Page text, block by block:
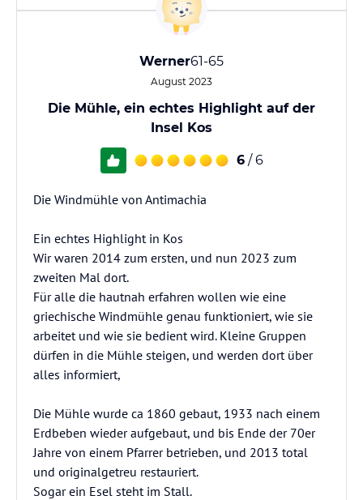
Werner61-65
August 2023
Die Mühle, ein echtes Highlight auf der
Insel Kos
6 / 6
Die Windmühle von Antimachia
Ein echtes Highlight in Kos
Wir waren 2014 zum ersten, und nun 2023 zum
zweiten Mal dort.
Für alle die hautnah erfahren wollen wie eine
griechische Windmühle genau funktioniert, wie sie
arbeitet und wie sie bedient wird. Kleine Gruppen
dürfen in die Mühle steigen, und werden dort über
alles informiert,
Die Mühle wurde ca 1860 gebaut, 1933 nach einem
Erdbeben wieder aufgebaut, und bis Ende der 70er
Jahre von einem Pfarrer betrieben, und 2013 total
und originalgetreu restauriert.
Sogar ein Esel steht im Stall.